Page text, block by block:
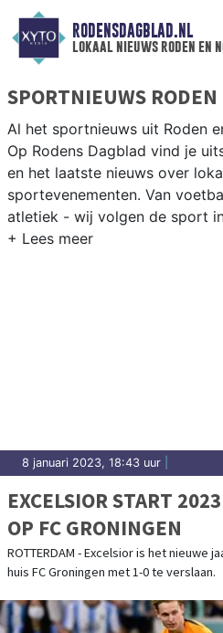
RODENSDAGBLAD.NL
lokaal nieuws roden en
SPORTNIEUWS
Al het sportnieuws uit Roden
Op Rodens Dagblad vind je
en het laatste nieuws over
sportevenementen. Van
atletiek - wij volgen de sport
8 januari 2023, 18:43 uur
EXCELSIOR START
OP FC GRONINGEN
ROTTERDAM - Excelsior is het nieuwe
huis FC Groningen met 1-0 te verslaan.